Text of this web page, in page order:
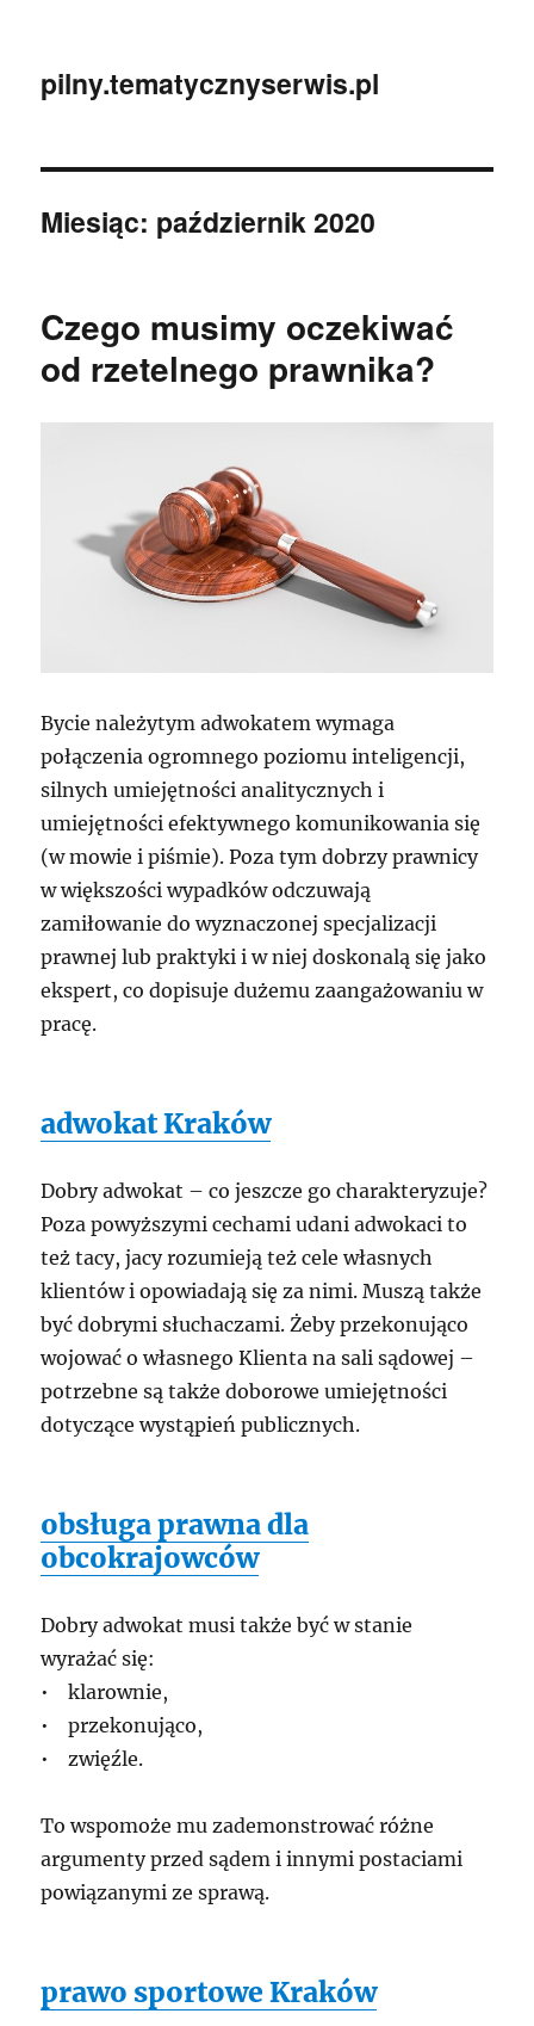
pilny.tematycznyserwis.pl
Miesiąc: październik 2020
Czego musimy oczekiwać
od rzetelnego prawnika?
Bycie należytym adwokatem wymaga
połączenia ogromnego poziomu inteligencji,
silnych umiejętności analitycznych i
umiejętności efektywnego komunikowania się
(w mowie i piśmie). Poza tym dobrzy prawnicy
w większości wypadków odczuwają
zamiłowanie do wyznaczonej specjalizacji
prawnej lub praktyki i w niej doskonalą się jako
ekspert, co dopisuje dużemu zaangażowaniu w
pracę.
adwokat Kraków
Dobry adwokat – co jeszcze go charakteryzuje?
Poza powyższymi cechami udani adwokaci to
też tacy, jacy rozumieją też cele własnych
klientów i opowiadają się za nimi. Muszą także
być dobrymi słuchaczami. Żeby przekonująco
wojować o własnego Klienta na sali sądowej –
potrzebne są także doborowe umiejętności
dotyczące wystąpień publicznych.
obsługa prawna dla
obcokrajowców
Dobry adwokat musi także być w stanie
wyrażać się:
• klarownie,
• przekonująco,
• zwięźle.
To wspomoże mu zademonstrować różne
argumenty przed sądem i innymi postaciami
powiązanymi ze sprawą.
prawo sportowe Kraków